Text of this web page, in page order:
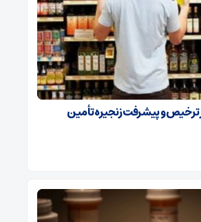
ترخیص و پیشرفت زنجیره تأمین